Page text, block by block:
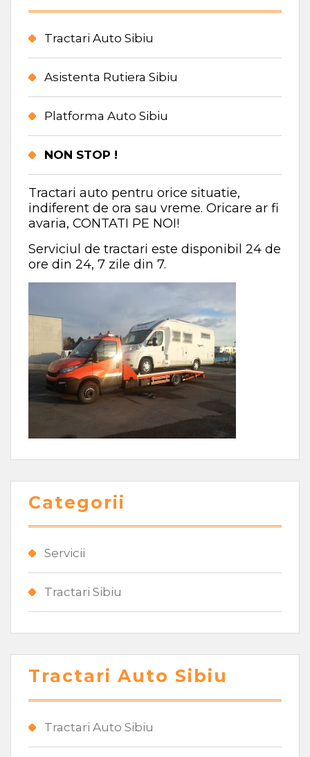
Tractari Auto Sibiu
Asistenta Rutiera Sibiu
Platforma Auto Sibiu
NON STOP !
Tractari auto pentru orice situatie,
indiferent de ora sau vreme. Oricare ar fi
avaria, CONTATI PE NOI!
Serviciul de tractari este disponibil 24 de
ore din 24, 7 zile din 7.
Categorii
Servicii
Tractari Sibiu
Tractari Auto Sibiu
Tractari Auto Sibiu